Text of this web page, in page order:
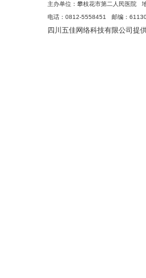
主办单位：攀枝花市第二人民医院
电话：0812-5558451 邮编：
四川五佳网络科技有限公司 提